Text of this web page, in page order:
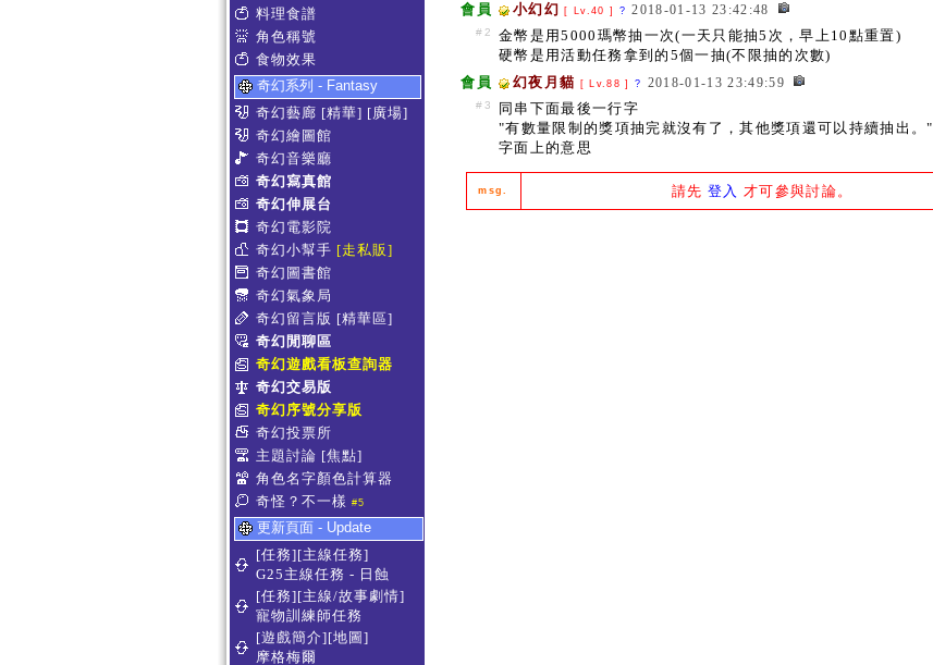
料理食譜
角色稱號
食物效果
奇幻系列 - Fantasy
奇幻藝廊 [精華] [廣場]
奇幻繪圖館
奇幻音樂廳
奇幻寫真館
奇幻伸展台
奇幻電影院
奇幻小幫手 [走私販]
奇幻圖書館
奇幻氣象局
奇幻留言版 [精華區]
奇幻閒聊區
奇幻遊戲看板查詢器
奇幻交易版
奇幻序號分享版
奇幻投票所
主題討論 [焦點]
角色名字顏色計算器
奇怪？不一樣 #5
更新頁面 - Update
[任務][主線任務]
G25主線任務 - 日蝕
[任務][主線/故事劇情]
寵物訓練師任務
[遊戲簡介][地圖]
摩格梅爾
會員
小幻幻 [ Lv.40 ] ? 2018-01-13 23:42:48
#2
金幣是用5000瑪幣抽一次(一天只能抽5次，早上10點重置)
硬幣是用活動任務拿到的5個一抽(不限抽的次數)
會員
幻夜月貓 [ Lv.88 ]? 2018-01-13 23:49:59
#3
同串下面最後一行字
"有數量限制的獎項抽完就沒有了，其他獎項還可以持續抽出。"
字面上的意思
msg. 請先 登入 才可參與討論。